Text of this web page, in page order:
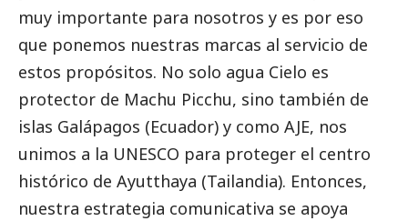
muy importante para nosotros y es por eso
que ponemos nuestras marcas al servicio de
estos propósitos. No solo agua Cielo es
protector de Machu Picchu, sino también de
islas Galápagos (Ecuador) y como AJE, nos
unimos a la UNESCO para proteger el centro
histórico de Ayutthaya (Tailandia). Entonces,
nuestra estrategia comunicativa se apoya